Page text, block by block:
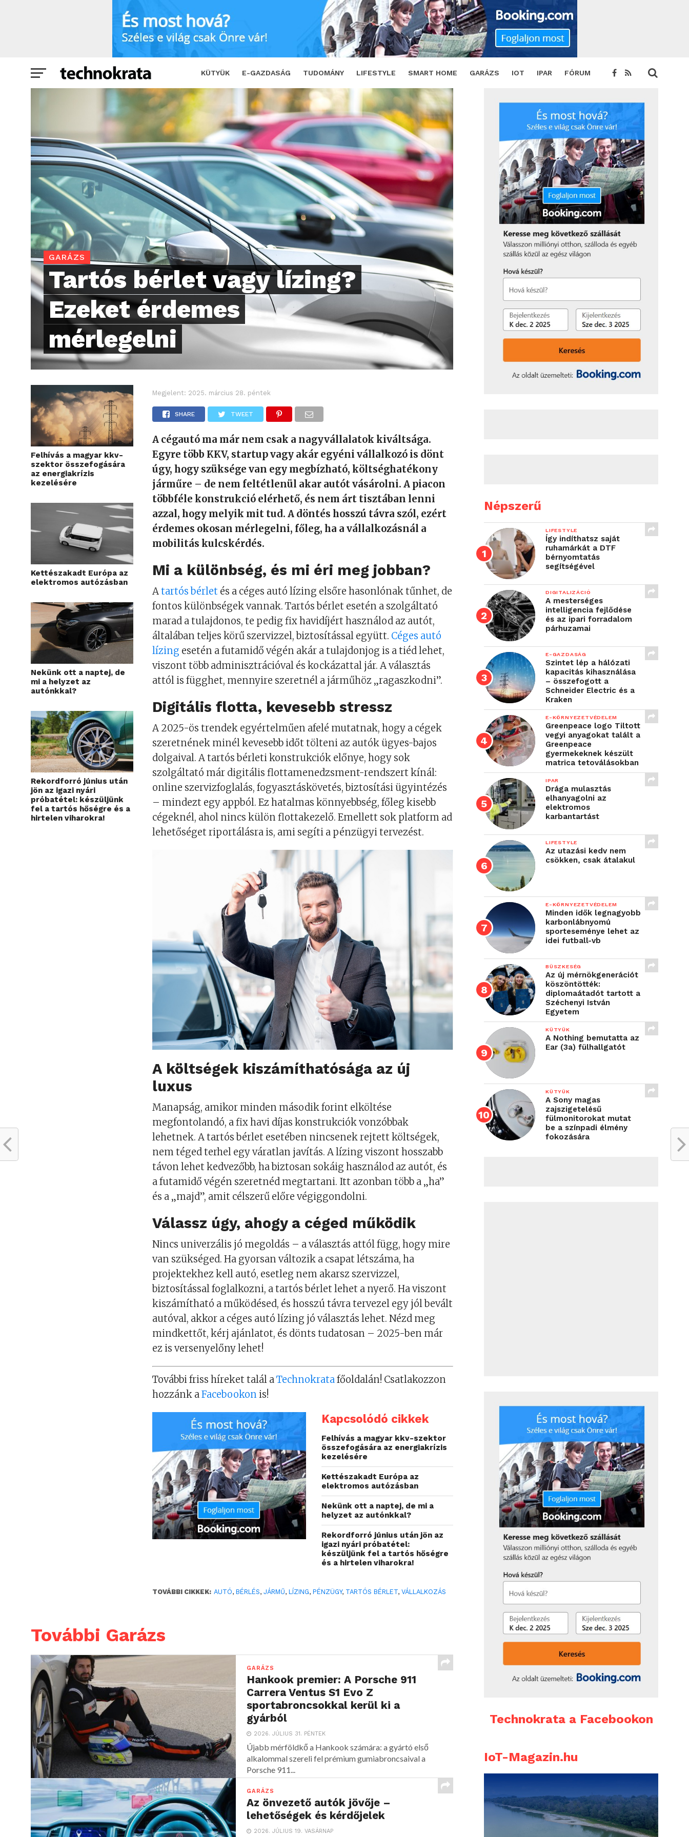
KÜTYÜK E-GAZDASÁG TUDOMÁNY LIFESTYLE SMART HOME GARÁZS IOT IPAR FÓRUM
Tartós bérlet vagy lízing? Ezeket érdemes mérlegelni SHARE TWEET
GARÁZS
Tartós bérlet vagy lízing?
Ezeket érdemes
mérlegelni
Felhívás a magyar kkv-
szektor összefogására
az energiakrízis
kezelésére
Kettészakadt Európa az
elektromos autózásban
Nekünk ott a naptej, de
mi a helyzet az
autónkkal?
Rekordforró június után
jön az igazi nyári
próbatétel: készüljünk
fel a tartós hőségre és a
hirtelen viharokra!
Megjelent: 2025. március 28. péntek
SHARE TWEET
A cégautó ma már nem csak a nagyvállalatok kiváltsága.
Egyre több KKV, startup vagy akár egyéni vállalkozó is dönt
úgy, hogy szüksége van egy megbízható, költséghatékony
járműre – de nem feltétlenül akar autót vásárolni. A piacon
többféle konstrukció elérhető, és nem árt tisztában lenni
azzal, hogy melyik mit tud. A döntés hosszú távra szól, ezért
érdemes okosan mérlegelni, főleg, ha a vállalkozásnál a
mobilitás kulcskérdés.
Mi a különbség, és mi éri meg jobban?
Atartós bérlet és a céges autó lízing elsőre hasonlónak tűnhet, de
fontos különbségek vannak. Tartós bérlet esetén a szolgáltató
marad a tulajdonos, te pedig fix havidíjért használod az autót,
általában teljes körű szervizzel, biztosítással együtt. Céges autó
lízing esetén a futamidő végén akár a tulajdonjog is a tiéd lehet,
viszont több adminisztrációval és kockázattal jár. A választás
attól is függhet, mennyire szeretnél a járműhöz „ragaszkodni”.
Digitális flotta, kevesebb stressz
A 2025-ös trendek egyértelműen afelé mutatnak, hogy a cégek
szeretnének minél kevesebb időt tölteni az autók ügyes-bajos
dolgaival. A tartós bérleti konstrukciók előnye, hogy sok
szolgáltató már digitális flottamenedzsment-rendszert kínál:
online szervizfoglalás, fogyasztáskövetés, biztosítási ügyintézés
– mindezt egy appból. Ez hatalmas könnyebbség, főleg kisebb
cégeknél, ahol nincs külön flottakezelő. Emellett sok platform ad
lehetőséget riportálásra is, ami segíti a pénzügyi tervezést.
A költségek kiszámíthatósága az új
luxus
Manapság, amikor minden második forint elköltése
megfontolandó, a fix havi díjas konstrukciók vonzóbbak
lehetnek. A tartós bérlet esetében nincsenek rejtett költségek,
nem téged terhel egy váratlan javítás. A lízing viszont hosszabb
távon lehet kedvezőbb, ha biztosan sokáig használod az autót, és
a futamidő végén szeretnéd megtartani. Itt azonban több a „ha”
és a „majd”, amit célszerű előre végiggondolni.
Válassz úgy, ahogy a céged működik
Nincs univerzális jó megoldás – a választás attól függ, hogy mire
van szükséged. Ha gyorsan változik a csapat létszáma, ha
projektekhez kell autó, esetleg nem akarsz szervizzel,
biztosítással foglalkozni, a tartós bérlet lehet a nyerő. Ha viszont
kiszámítható a működésed, és hosszú távra tervezel egy jól bevált
autóval, akkor a céges autó lízing jó választás lehet. Nézd meg
mindkettőt, kérj ajánlatot, és dönts tudatosan – 2025-ben már
ez is versenyelőny lehet!
További friss híreket talál aTechnokrata főoldalán! Csatlakozzon
hozzánk aFacebookon is!
Kapcsolódó cikkek
Felhívás a magyar kkv-szektor
összefogására az energiakrízis
kezelésére
Kettészakadt Európa az
elektromos autózásban
Nekünk ott a naptej, de mi a
helyzet az autónkkal?
Rekordforró június után jön az
igazi nyári próbatétel:
készüljünk fel a tartós hőségre
és a hirtelen viharokra!
TOVÁBBI CIKKEK: AUTÓ,BÉRLÉS,JÁRMŰ,LÍZING,PÉNZÜGY, TARTÓS BÉRLET,VÁLLALKOZÁS
További Garázs
GARÁZS
Hankook premier: A Porsche 911
Carrera Ventus S1 Evo Z
sportabroncsokkal kerül ki a
gyárból
2026. JÚLIUS 31. PÉNTEK
Újabb mérföldkő a Hankook számára: a gyártó első
alkalommal szereli fel prémium gumiabroncsaival a
Porsche 911...
GARÁZS
Az önvezető autók jövője –
lehetőségek és kérdőjelek
2026. JÚLIUS 19. VASÁRNAP
Népszerű
LIFESTYLE
Így indíthatsz saját
ruhamárkát a DTF
bérnyomtatás
segítségével
DIGITALIZÁCIÓ
A mesterséges
intelligencia fejlődése
és az ipari forradalom
párhuzamai
E-GAZDASÁG
Szintet lép a hálózati
kapacitás kihasználása
– összefogott a
Schneider Electric és a
Kraken
E-KÖRNYEZETVÉDELEM
Greenpeace logo Tiltott
vegyi anyagokat talált a
Greenpeace
gyermekeknek készült
matrica tetoválásokban
IPAR
Drága mulasztás
elhanyagolni az
elektromos
karbantartást
LIFESTYLE
Az utazási kedv nem
csökken, csak átalakul
E-KÖRNYEZETVÉDELEM
Minden idők legnagyobb
karbonlábnyomú
sporteseménye lehet az
idei futball-vb
BÜSZKESÉG
Az új mérnökgenerációt
köszöntötték:
diplomaátadót tartott a
Széchenyi István
Egyetem
KÜTYÜK
A Nothing bemutatta az
Ear (3a) fülhallgatót
KÜTYÜK
A Sony magas
zajszigetelésű
fülmonitorokat mutat
be a színpadi élmény
fokozására
Technokrata a Facebookon
IoT-Magazin.hu